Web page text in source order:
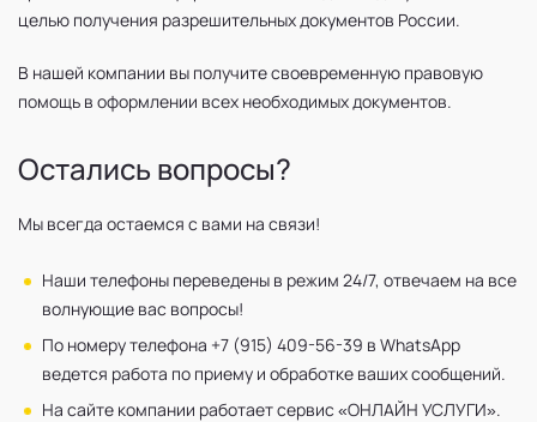
целью получения разрешительных документов России.
В нашей компании вы получите своевременную правовую
помощь в оформлении всех необходимых документов.
Остались вопросы?
Мы всегда остаемся с вами на связи!
Наши телефоны переведены в режим 24/7, отвечаем на все
волнующие вас вопросы!
По номеру телефона +7 (915) 409-56-39 в WhatsApp
ведется работа по приему и обработке ваших сообщений.
На сайте компании работает сервис «ОНЛАЙН УСЛУГИ».